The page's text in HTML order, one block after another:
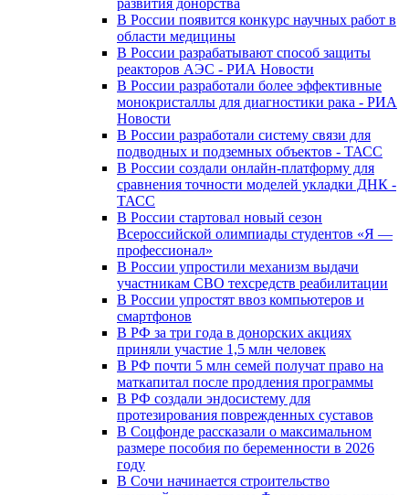
развития донорства
В России появится конкурс научных работ в
области медицины
В России разрабатывают способ защиты
реакторов АЭС - РИА Новости
В России разработали более эффективные
монокристаллы для диагностики рака - РИА
Новости
В России разработали систему связи для
подводных и подземных объектов - ТАСС
В России создали онлайн-платформу для
сравнения точности моделей укладки ДНК -
ТАСС
В России стартовал новый сезон
Всероссийской олимпиады студентов «Я —
профессионал»
В России упростили механизм выдачи
участникам СВО техсредств реабилитации
В России упростят ввоз компьютеров и
смартфонов
В РФ за три года в донорских акциях
приняли участие 1,5 млн человек
В РФ почти 5 млн семей получат право на
маткапитал после продления программы
В РФ создали эндосистему для
протезирования поврежденных суставов
В Соцфонде рассказали о максимальном
размере пособия по беременности в 2026
году
В Сочи начинается строительство